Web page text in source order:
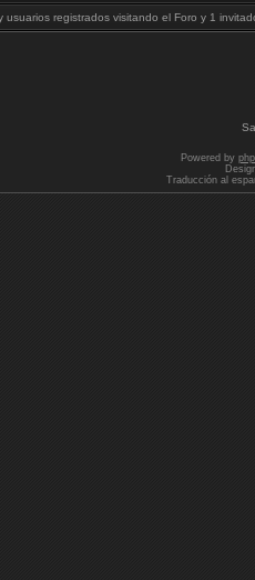
registrados visitando el Foro y 1
Powered by
Traducción al